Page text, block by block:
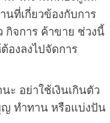
นที่เกี่ยวข้องกับการ
กิจการ ค้าขาย ช่วงนี้
องลงไปจัดการ
ะ อย่าใช้เงินเกินตัว
ญ ทำทาน หรือแบ่งปัน